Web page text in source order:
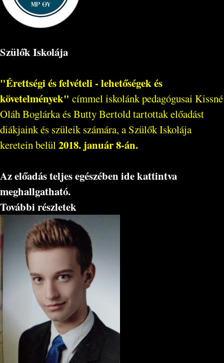
Szülők Iskolája
"Érettségi és felvételi - lehetőségek és
követelmények" címmel iskolánk pedagógusai Kissné
Oláh Boglárka és Butty Bertold tartottak előadást
diákjaink és szüleik számára, a Szülők Iskolája
keretein belül2018. január 8-án.
Az előadás teljes egészében ide kattintva
meghallgatható.
További részletek